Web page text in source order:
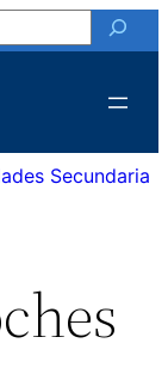
Secundaria